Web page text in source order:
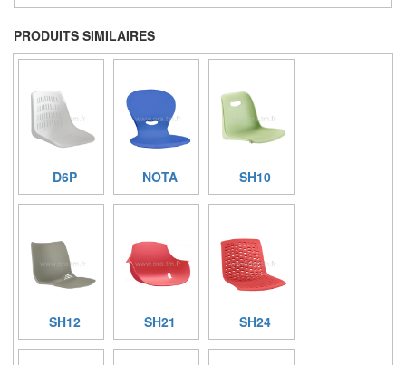
PRODUITS SIMILAIRES
D6P NOTA SH10
SH12 SH21 SH24